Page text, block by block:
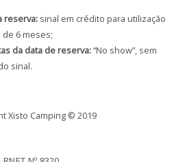
reserva: sinal em crédito para utilização
6 meses;
da data de reserva:“No show”, sem
sinal.
Xisto Camping © 2019